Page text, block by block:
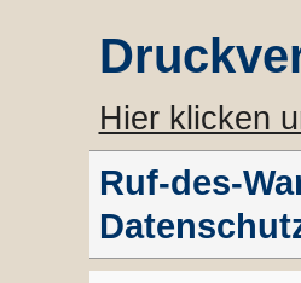
Hier klicken
Ruf-des-